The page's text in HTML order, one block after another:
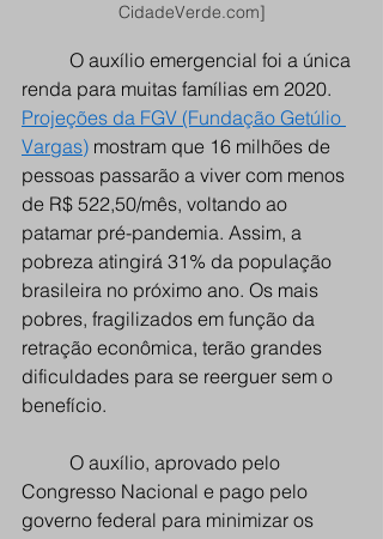
CidadeVerde.com]
O auxílio emergencial foi a única
renda para muitas famílias em 2020.
Projeções da FGV (Fundação Getúlio
Vargas) mostram que 16 milhões de
pessoas passarão a viver com menos
de R$ 522,50/mês, voltando ao
patamar pré-pandemia. Assim, a
pobreza atingirá 31% da população
brasileira no próximo ano. Os mais
pobres, fragilizados em função da
retração econômica, terão grandes
dificuldades para se reerguer sem o
benefício.
O auxílio, aprovado pelo
Congresso Nacional e pago pelo
governo federal para minimizar os